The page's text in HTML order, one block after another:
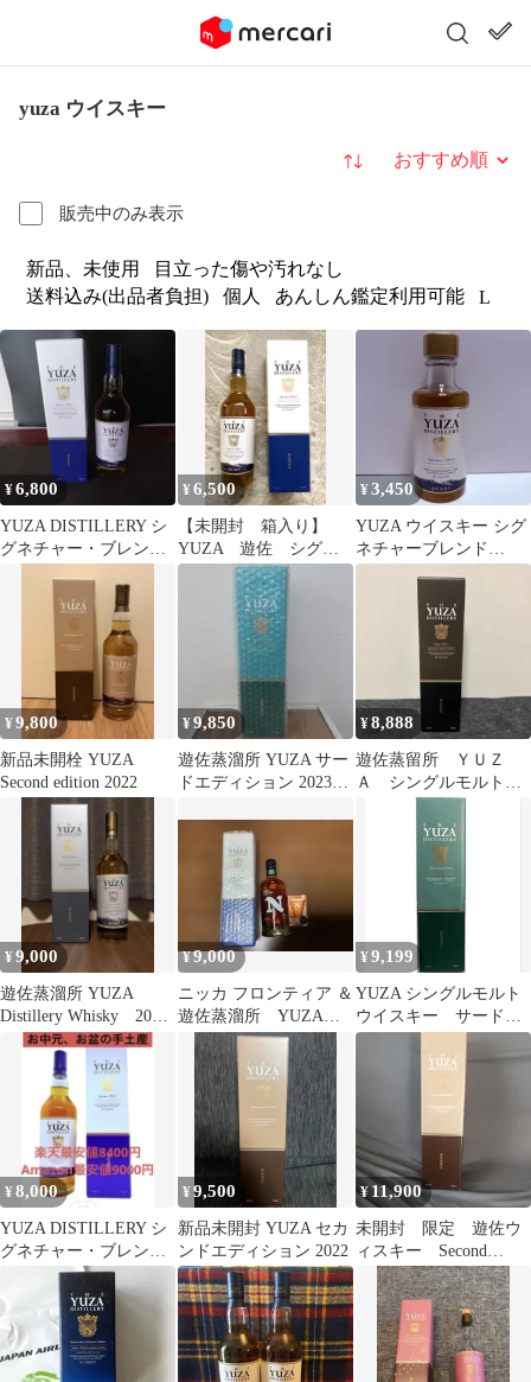
yuza ウイスキー
販売中のみ表示
並び替え
新品、未使用
目立った傷や汚れなし
送料込み(出品者負担)
個人 あんしん鑑定利用可能 L
¥6,800
YUZA DISTILLERY シ
グネチャー・ブレンド
¥6,500
【未開封 箱入り】
YUZA 遊佐 シグネ
チャーブレンド ジャ
パニーズウイスキー
¥3,450
YUZA ウイスキー シグ
ネチャーブレンド
180ml
¥9,800
新品未開栓 YUZA
Second edition 2022
¥9,850
遊佐蒸溜所 YUZA サー
ドエディション 2023
¥8,888
遊佐蒸留所 ＹＵＺ
Ａ シングルモルト
2023 700ml 51%
¥9,000
遊佐蒸溜所 YUZA
Distillery Whisky 2018
700ml
¥9,000
ニッカ フロンティア ＆
遊佐蒸溜所 YUZAシ
グネチャーブレンド箱
¥ 9,199
YUZA シングルモルト
ウイスキー サードエ
ディション2023
¥8,000
YUZA DISTILLERY シ
グネチャー・ブレンド
¥9,500
新品未開封 YUZA セカ
ンドエディション 2022
¥11,900
未開封 限定 遊佐ウ
ィスキー Second
edition 2022